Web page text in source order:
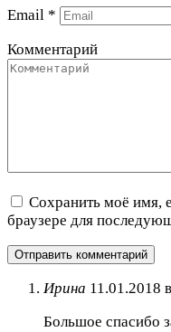
Email *
Комментарий
Сохранить моё имя,
браузере для
Ирина 11.01.2018
Большое спасибо